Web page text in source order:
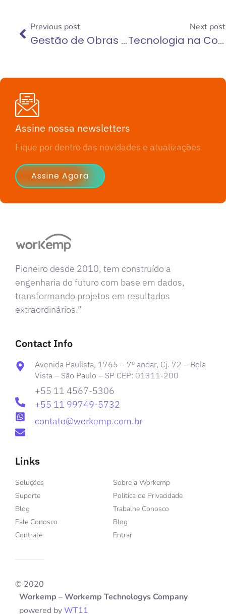
Previous post
Gestão de Obras Integrada: como centralizar processos e reduzir falhas
Next post
Tecnologia na Construção Civil: como transformar obras e processos
Assine nossa newsletters
Fique por dentro das novidades e atualizações
Assine Agora
Pioneiro desde 2010, tem construído a
engenharia do futuro com base em dados,
transformando projetos em resultados
extraordinários.”
Contact Info
Avenida Paulista, 1765 – 7º andar, Cj. 72 – Bela
Vista – São Paulo – SP CEP: 01311-200
+55 11 4567-5306
+55 11 99749-5732
contato@workemp.com.br
Links
Soluções
Suporte
Blog
Fale Conosco
Contrate
Sobre a Workemp
Política de Privacidade
Trabalhe Conosco
Blog
Entrar
© 2020
Workemp – Workemp Technologys Company
powered byWT11